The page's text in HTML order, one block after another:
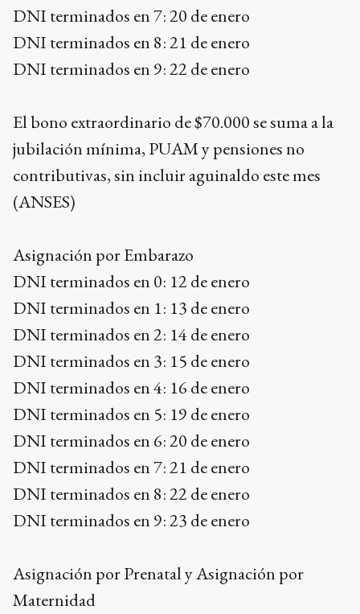
DNI terminados en 7: 20 de enero
DNI terminados en 8: 21 de enero
DNI terminados en 9: 22 de enero
El bono extraordinario de $70.000 se suma a la
jubilación mínima, PUAM y pensiones no
contributivas, sin incluir aguinaldo este mes
(ANSES)
Asignación por Embarazo
DNI terminados en 0: 12 de enero
DNI terminados en 1: 13 de enero
DNI terminados en 2: 14 de enero
DNI terminados en 3: 15 de enero
DNI terminados en 4: 16 de enero
DNI terminados en 5: 19 de enero
DNI terminados en 6: 20 de enero
DNI terminados en 7: 21 de enero
DNI terminados en 8: 22 de enero
DNI terminados en 9: 23 de enero
Asignación por Prenatal y Asignación por
Maternidad